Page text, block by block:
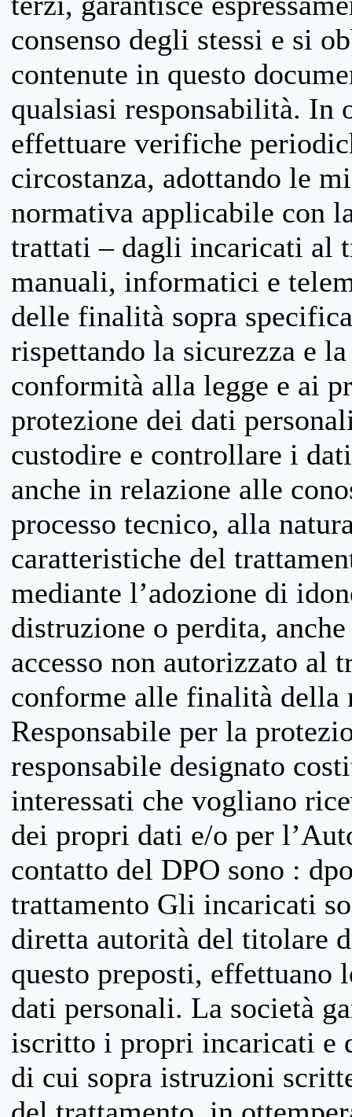
consenso degli stessi e si
contenute in questo
qualsiasi responsabilità. In
effettuare verifiche
circostanza, adottando le
normativa applicabile con
trattati – dagli incaricati al
manuali, informatici e
delle finalità sopra
rispettando la sicurezza e
conformità alla legge e ai
protezione dei dati
custodire e controllare i
anche in relazione alle
processo tecnico, alla
caratteristiche del
mediante l’adozione di
distruzione o perdita,
accesso non autorizzato al
conforme alle finalità della
Responsabile per la
responsabile designato
interessati che vogliano
dei propri dati e/o per
contatto del DPO sono :
trattamento Gli incaricati
diretta autorità del titolare
questo preposti, effettuano
dati personali. La società
iscritto i propri incaricati e
di cui sopra istruzioni